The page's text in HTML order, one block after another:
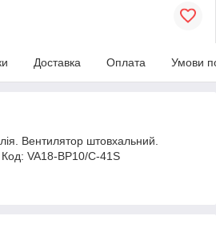
Доставка Оплата Умови
Вентилятор штовхальний.
VA18-BP10/C-41S